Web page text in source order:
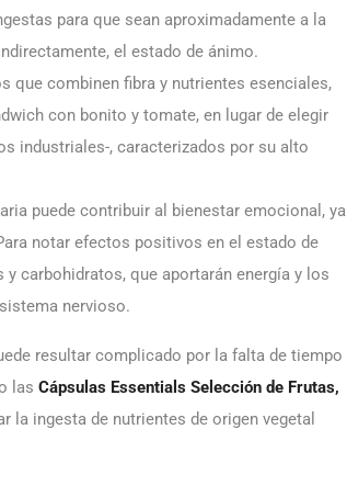
para que sean aproximadamente a la
el estado de ánimo.
que combinen fibra y nutrientes esenciales,
con bonito y tomate, en lugar de elegir
industriales-, caracterizados por su alto
puede contribuir al bienestar emocional, ya
notar efectos positivos en el estado de
carbohidratos, que aportarán energía y los
nervioso.
resultar complicado por la falta de tiempo
las Cápsulas Essentials Selección de Frutas,
la ingesta de nutrientes de origen vegetal